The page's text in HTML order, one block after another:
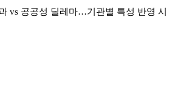
vs 공공성 딜레마…기관별 특성 반영 시